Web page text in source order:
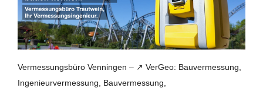
Vermessungsbüro Venningen – ↗️ VerGeo: Bauvermessung,
Ingenieurvermessung, Bauvermessung,